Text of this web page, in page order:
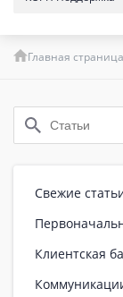
Главная страница
Свежие
Клиентская